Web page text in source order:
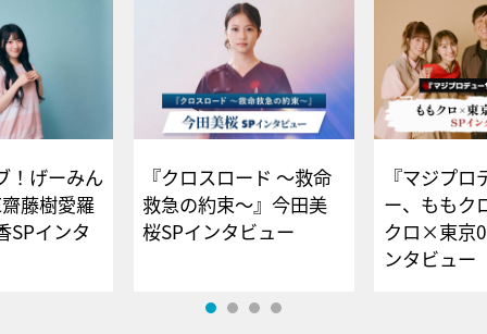
！げーみん
藤樹愛羅
SPインタ
『クロスロード ～救命
救急の約束～』今田美
桜SPインタビュー
『マジプロ
ー、ももク
クロ×東京
ンタビュー